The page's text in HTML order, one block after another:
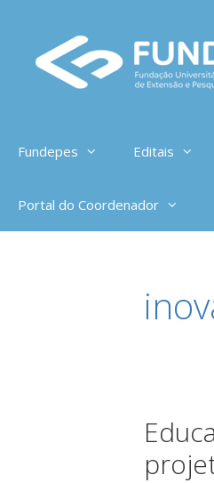
conteúdo
Fundepes Editais
Portal do Coordenador